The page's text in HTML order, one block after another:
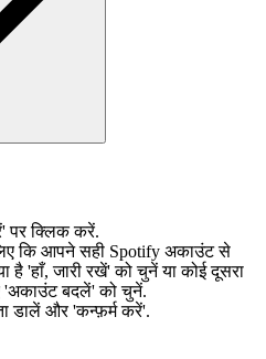
पर क्लिक करें.
कि आपने सही Spotify अकाउंट से
है 'हाँ, जारी रखें' को चुनें या कोई दूसरा
बदलें' को चुनें.
डालें और 'कन्फ़र्म करें'.